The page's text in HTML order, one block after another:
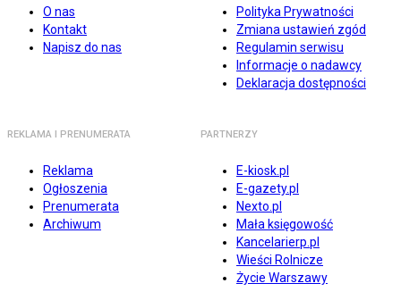
O nas
Kontakt
Napisz do nas
Polityka Prywatności
Zmiana ustawień zgód
Regulamin serwisu
Informacje o nadawcy
Deklaracja dostępności
REKLAMA I PRENUMERATA
Reklama
Ogłoszenia
Prenumerata
Archiwum
PARTNERZY
E-kiosk.pl
E-gazety.pl
Nexto.pl
Mała księgowość
Kancelarierp.pl
Wieści Rolnicze
Życie Warszawy